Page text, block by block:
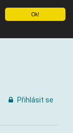
Ok!
Přihlásit se